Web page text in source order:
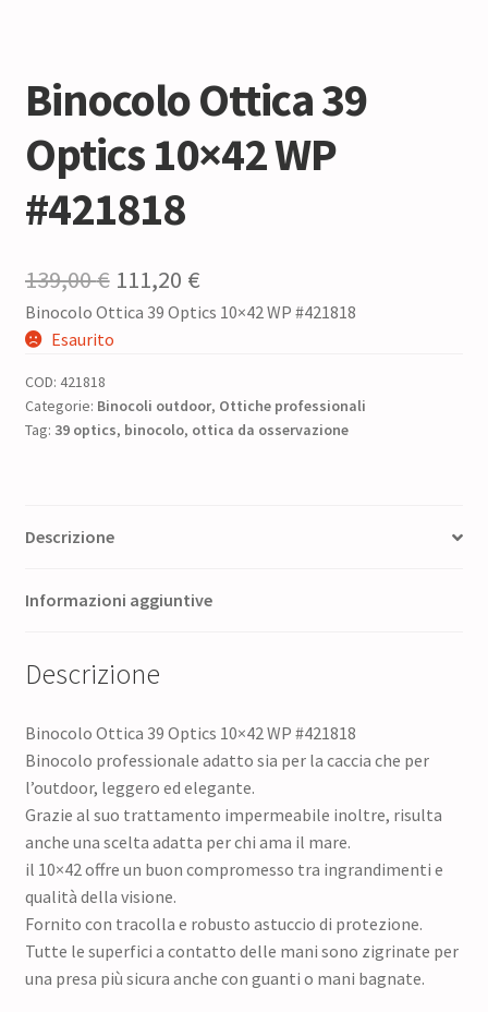
Binocolo Ottica 39
Optics 10×42 WP
#421818
139,00€ Il
prezzo
era:
139,00 €.
111,20 €Il
prezzo
è:
111,20 €.
Binocolo Ottica 39 Optics 10×42 WP #421818
Esaurito
COD: 421818
Categorie: Binocoli outdoor, Ottiche professionali
Tag: 39 optics, binocolo, ottica da osservazione
Descrizione
Informazioni aggiuntive
Descrizione
Binocolo Ottica 39 Optics 10×42 WP #421818
Binocolo professionale adatto sia per la caccia che per
l’outdoor, leggero ed elegante.
Grazie al suo trattamento impermeabile inoltre, risulta
anche una scelta adatta per chi ama il mare.
il 10×42 offre un buon compromesso tra ingrandimenti e
qualità della visione.
Fornito con tracolla e robusto astuccio di protezione.
Tutte le superfici a contatto delle mani sono zigrinate per
una presa più sicura anche con guanti o mani bagnate.